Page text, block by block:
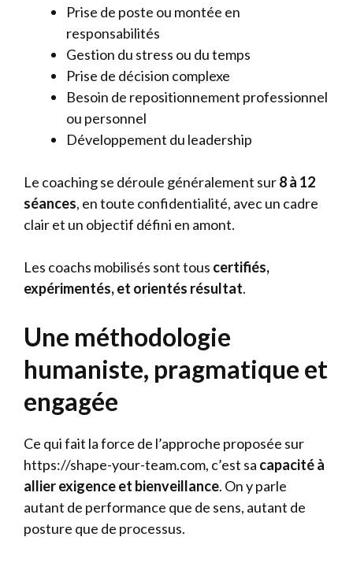
Prise de poste ou montée en
responsabilités
Gestion du stress ou du temps
Prise de décision complexe
Besoin de repositionnement professionnel
ou personnel
Développement du leadership
Le coaching se déroule généralement sur8 à 12
séances, en toute confidentialité, avec un cadre
clair et un objectif défini en amont.
Les coachs mobilisés sont tous certifiés,
expérimentés, et orientés résultat.
Une méthodologie
humaniste, pragmatique et
engagée
Ce qui fait la force de l’approche proposée sur
https://shape-your-team.com, c’est sa capacité à
allier exigence et bienveillance. On y parle
autant de performance que de sens, autant de
posture que de processus.